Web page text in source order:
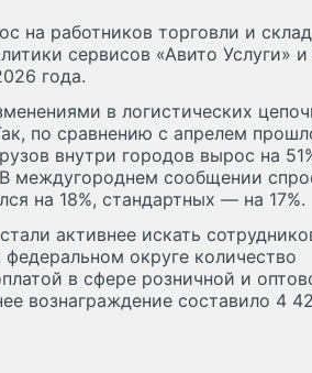
на работников торговли и
сервисов «Авито Услуги» и
года.
в логистических
по сравнению с апрелем
внутри городов вырос на
междугороднем сообщении
на 18%, стандартных — на 17%.
активнее искать
округе количество
в сфере розничной и
вознаграждение составило 4